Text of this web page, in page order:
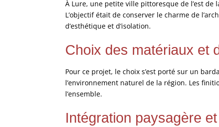
À Lure, une petite ville pittoresque de l’est
L’objectif était de conserver le charme de
d’esthétique et d’isolation.
Choix des matériaux et
Pour ce projet, le choix s’est porté sur un
l’environnement naturel de la région. Les
l’ensemble.
Intégration paysagère